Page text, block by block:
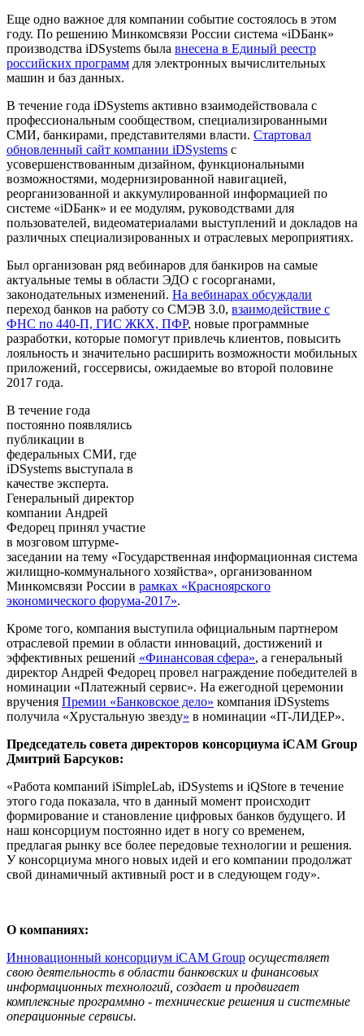
Еще одно важное для компании событие состоялось в этом
году. По решению Минкомсвязи России система «iDБанк»
производства iDSystems была внесена в Единый реестр
российских программ для электронных вычислительных
машин и баз данных.
В течение года iDSystems активно взаимодействовала с
профессиональным сообществом, специализированными
СМИ, банкирами, представителями власти. Стартовал
обновленный сайт компании iDSystems с
усовершенствованным дизайном, функциональными
возможностями, модернизированной навигацией,
реорганизованной и аккумулированной информацией по
системе «iDБанк» и ее модулям, руководствами для
пользователей, видеоматериалами выступлений и докладов на
различных специализированных и отраслевых мероприятиях.
Был организован ряд вебинаров для банкиров на самые
актуальные темы в области ЭДО с госорганами,
законодательных изменений. На вебинарах обсуждали
переход банков на работу со СМЭВ 3.0, взаимодействие с
ФНС по 440-П, ГИС ЖКХ, ПФР, новые программные
разработки, которые помогут привлечь клиентов, повысить
лояльность и значительно расширить возможности мобильных
приложений, госсервисы, ожидаемые во второй половине
2017 года.
В течение года
постоянно появлялись
публикации в
федеральных СМИ, где
iDSystems выступала в
качестве эксперта.
Генеральный директор
компании Андрей
Федорец принял участие
в мозговом штурме-
заседании на тему «Государственная информационная система
жилищно-коммунального хозяйства», организованном
Минкомсвязи России в рамках «Красноярского
экономического форума-2017».
Кроме того, компания выступила официальным партнером
отраслевой премии в области инноваций, достижений и
эффективных решений «Финансовая сфера», а генеральный
директор Андрей Федорец провел награждение победителей в
номинации «Платежный сервис». На ежегодной церемонии
вручения Премии «Банковское дело» компания iDSystems
получила «Хрустальную звезду» в номинации «IT-ЛИДЕР».
Председатель совета директоров консорциума iCAM Group
Дмитрий Барсуков:
«Работа компаний iSimpleLab, iDSystems и iQStore в течение
этого года показала, что в данный момент происходит
формирование и становление цифровых банков будущего. И
наш консорциум постоянно идет в ногу со временем,
предлагая рынку все более передовые технологии и решения.
У консорциума много новых идей и его компании продолжат
свой динамичный активный рост и в следующем году».
О компаниях:
Инновационный консорциум iCAM Group осуществляет
свою деятельность в области банковских и финансовых
информационных технологий, создает и продвигает
комплексные программно - технические решения и системные
операционные сервисы.